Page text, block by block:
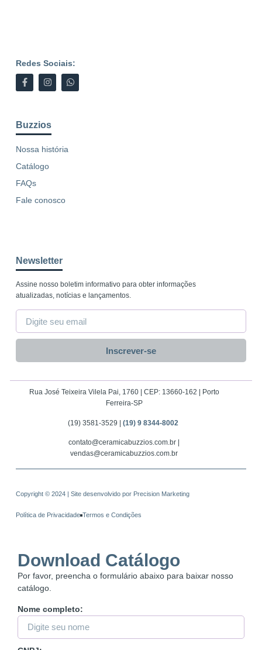
Redes Sociais:
Buzzios
Nossa história
Catálogo
FAQs
Fale conosco
Newsletter
Assine nosso boletim informativo para obter informações
atualizadas, notícias e lançamentos.
Inscrever-se
Rua José Teixeira Vilela Pai, 1760 | CEP: 13660-162 | Porto
Ferreira-SP
(19) 3581-3529 | (19) 9 8344-8002
contato@ceramicabuzzios.com.br |
vendas@ceramicabuzzios.com.br
Copyright © 2024 | Site desenvolvido por Precision Marketing
Política de Privacidade Termos e Condições
Download Catálogo
Por favor, preencha o formulário abaixo para baixar nosso
catálogo.
Nome completo: